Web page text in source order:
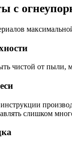
с
чистой от пыли,
слишком